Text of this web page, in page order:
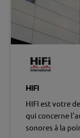
HIFI
HIFI est votre
qui concerne
sonores à la